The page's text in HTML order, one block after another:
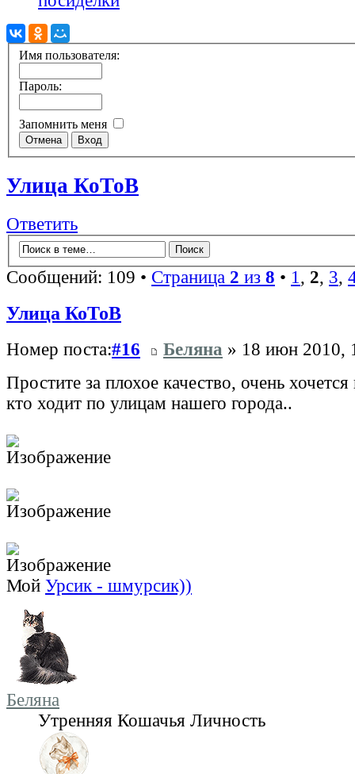
Имя пользователя:
Пароль:
Запомнить меня
Улица КоТоВ
Ответить
Сообщений: 109 • Страница 2 из 8 • 1 , 2, 3,
Улица КоТоВ
Номер поста:#16 Беляна » 18 июн 2010,
Простите за плохое качество, очень
кто ходит по улицам нашего города..
Мой Урсик - шмурсик))
Беляна
Утренняя Кошачья Личность